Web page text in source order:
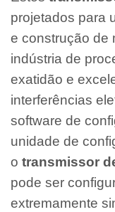
projetados para
e construção de
indústria de
exatidão e
interferências
software de
unidade de
o transmissor
pode ser
extremamente